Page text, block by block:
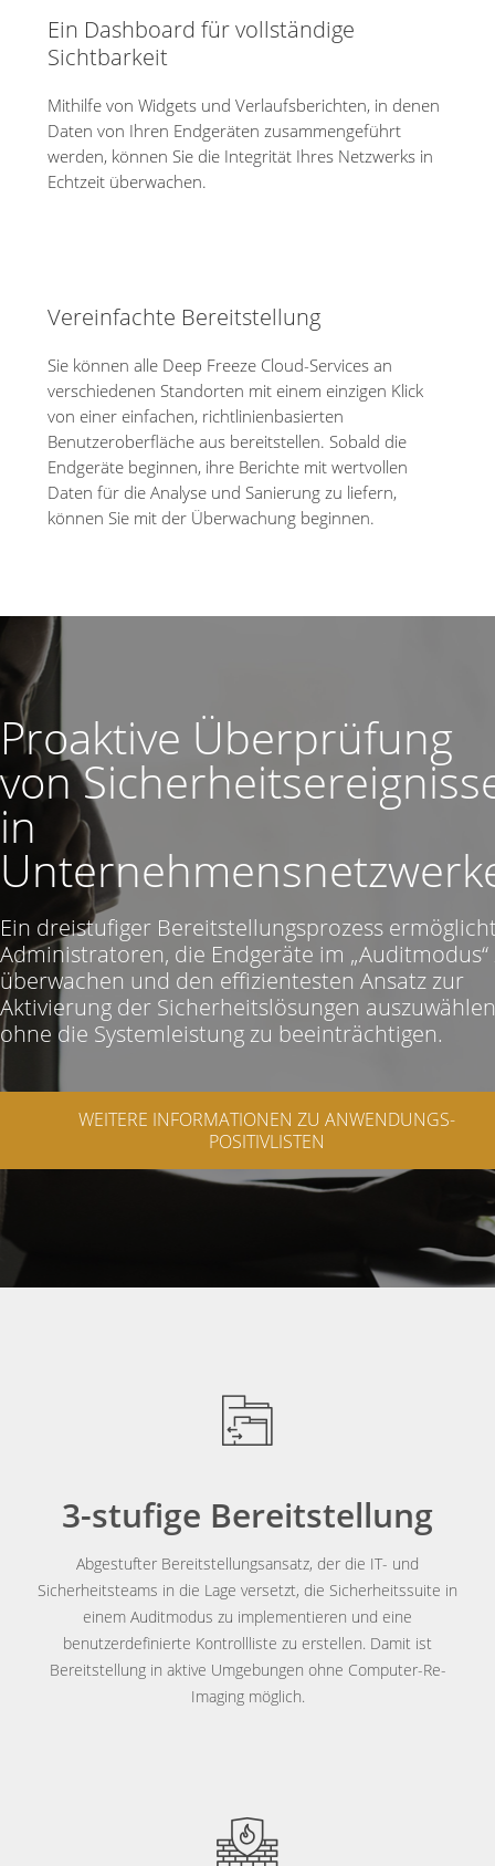
Ein Dashboard für vollständige
Sichtbarkeit
Mithilfe von Widgets und Verlaufsberichten, in denen
Daten von Ihren Endgeräten zusammengeführt
werden, können Sie die Integrität Ihres Netzwerks in
Echtzeit überwachen.
Vereinfachte Bereitstellung
Sie können alle Deep Freeze Cloud-Services an
verschiedenen Standorten mit einem einzigen Klick
von einer einfachen, richtlinienbasierten
Benutzeroberfläche aus bereitstellen. Sobald die
Endgeräte beginnen, ihre Berichte mit wertvollen
Daten für die Analyse und Sanierung zu liefern,
können Sie mit der Überwachung beginnen.
Proaktive Überprüfung
von
in
Ein dreistufiger Bereitstellungsprozess
Administratoren, die Endgeräte im „Auditmodus“
überwachen und den effizientesten Ansatz zur
Aktivierung der Sicherheitslösungen
ohne die Systemleistung zu beeinträchtigen.
WEITERE INFORMATIONEN ZU ANWENDUNGS-
POSITIVLISTEN
3-stufige Bereitstellung
Abgestufter Bereitstellungsansatz, der die IT- und
Sicherheitsteams in die Lage versetzt, die Sicherheitssuite in
einem Auditmodus zu implementieren und eine
benutzerdefinierte Kontrollliste zu erstellen. Damit ist
Bereitstellung in aktive Umgebungen ohne Computer-Re-
Imaging möglich.